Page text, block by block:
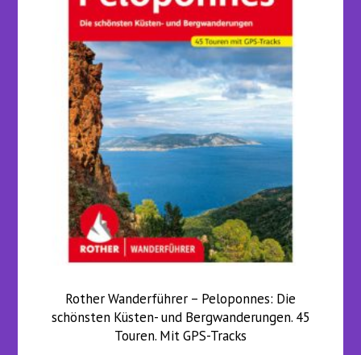
Rother Wanderführer – Peloponnes: Die
schönsten Küsten- und Bergwanderungen. 45
Touren. Mit GPS-Tracks